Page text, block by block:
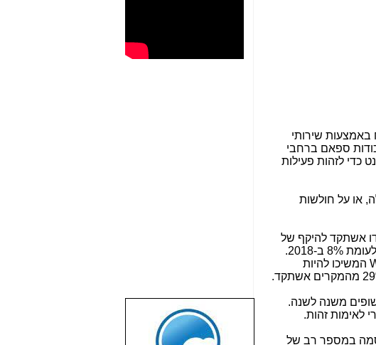
ניתוח באמצעות שירותי
ספאם ברחבי
כדי לזהות פעילות
או על חולשות
ירדו אשתקד להיקף של
פחות משליש (31%) מהתקיפות. כ-30% מהתקריות, שנצפו אשתקד, היו ניצול של חולשות בתוכנה לעומת 8% ב-2018.
המשיכו להיות
מה שהוביל לגידול של 200% בנתונים החשופים משנה לשנה.
לאימות זהות.
סיסמה במספר רב של
שבוע טוב לכל
הגולשים באשר